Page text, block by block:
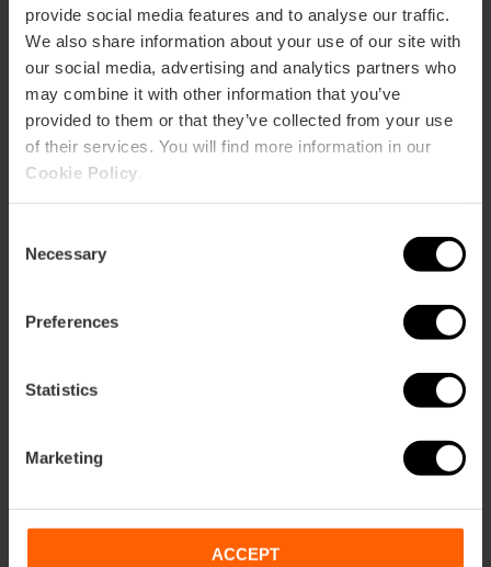
provide social media features and to analyse our traffic.
We also share information about your use of our site with
our social media, advertising and analytics partners who
may combine it with other information that you’ve
provided to them or that they’ve collected from your use
of their services. You will find more information in our
Cookie Policy
Selection
Necessary
Preferences
Statistics
Marketing
ACCEPT
Calle Barranquet, 2 46960 Aldaya
Richtungen